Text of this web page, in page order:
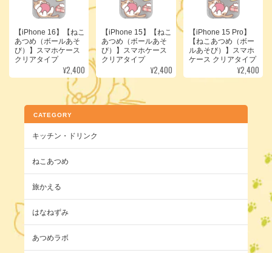
【iPhone 16】【ねこ
あつめ（ボールあそ
び）】スマホケース
クリアタイプ
¥2,400
【iPhone 15】【ねこ
あつめ（ボールあそ
び）】スマホケース
クリアタイプ
¥2,400
【iPhone 15 Pro】
【ねこあつめ（ボー
ルあそび）】スマホ
ケース クリアタイプ
¥2,400
CATEGORY
キッチン・ドリンク
ねこあつめ
旅かえる
はなねずみ
あつめラボ